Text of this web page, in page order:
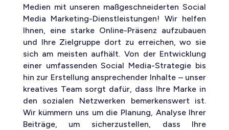
Medien mit unseren maßgeschneiderten Social
Media Marketing-Dienstleistungen! Wir helfen
Ihnen, eine starke Online-Präsenz aufzubauen
und Ihre Zielgruppe dort zu erreichen, wo sie
sich am meisten aufhält. Von der Entwicklung
einer umfassenden Social Media-Strategie bis
hin zur Erstellung ansprechender Inhalte – unser
kreatives Team sorgt dafür, dass Ihre Marke in
den sozialen Netzwerken bemerkenswert ist.
Wir kümmern uns um die Planung, Analyse Ihrer
Beiträge, um sicherzustellen, dass Ihre